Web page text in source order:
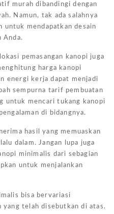
murah dibandingi dengan
Namun, tak ada salahnya
mendapatkan desain
Anda.
pemasangan kanopi juga
harga kanopi
energi kerja dapat menjadi
sempurna tarif pembuatan
untuk mencari tukang kanopi
di bidangnya.
hasil yang memuaskan
dalam. Jangan lupa juga
minimalis dari sebagian
untuk menjalankan
bisa bervariasi
telah disebutkan di atas.